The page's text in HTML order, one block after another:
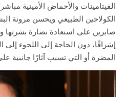
الفيتامينات والأحماض الأمينية
الكولاجين الطبيعي ويحسن مرونة
صابرين على استعادة نضارة بشرتها
إشراقًا، دون الحاجة إلى اللجوء إلى
المضرة أو التي تسبب آثارًا جانبية